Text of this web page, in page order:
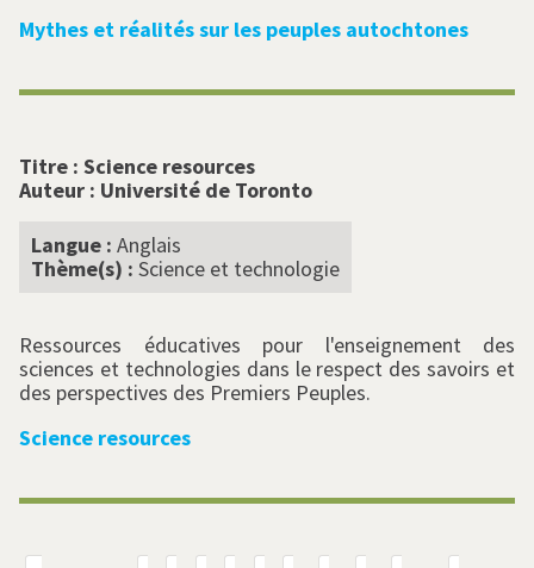
Mythes et réalités sur les peuples autochtones
Titre : Science resources
Auteur : Université de Toronto
Langue : Anglais
Thème(s) : Science et technologie
Ressources éducatives pour l'enseignement des
sciences et technologies dans le respect des savoirs et
des perspectives des Premiers Peuples.
Science resources